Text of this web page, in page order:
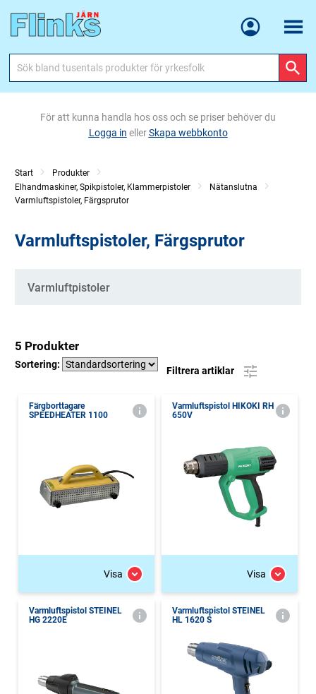
Meny
För att kunna handla hos oss och se priser behöver du
Logga in ellerSkapa webbkonto
Start
Produkter
Elhandmaskiner, Spikpistoler, Klammerpistoler
Nätanslutna
Varmluftspistoler, Färgsprutor
Varmluftspistoler, Färgsprutor
Kategorier
Varmluftpistoler
5 Produkter
Sortering:
Filtrera artiklar
Färgborttagare
SPEEDHEATER 1100
Visa
Varmluftspistol HIKOKI RH
650V
Visa
Varmluftspistol STEINEL
HG 2220E
Varmluftspistol STEINEL
HL 1620 S